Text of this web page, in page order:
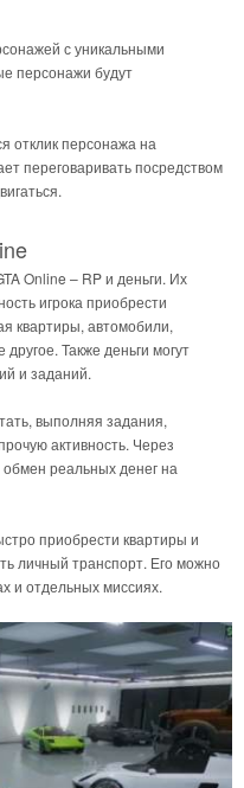
с уникальными
персонажи будут
отклик персонажа на
переговаривать посредством
Online – RP и деньги. Их
игрока приобрести
квартиры, автомобили,
Также деньги могут
и заданий.
выполняя задания,
активность. Через
реальных денег на
приобрести квартиры и
личный транспорт. Его можно
и отдельных миссиях.